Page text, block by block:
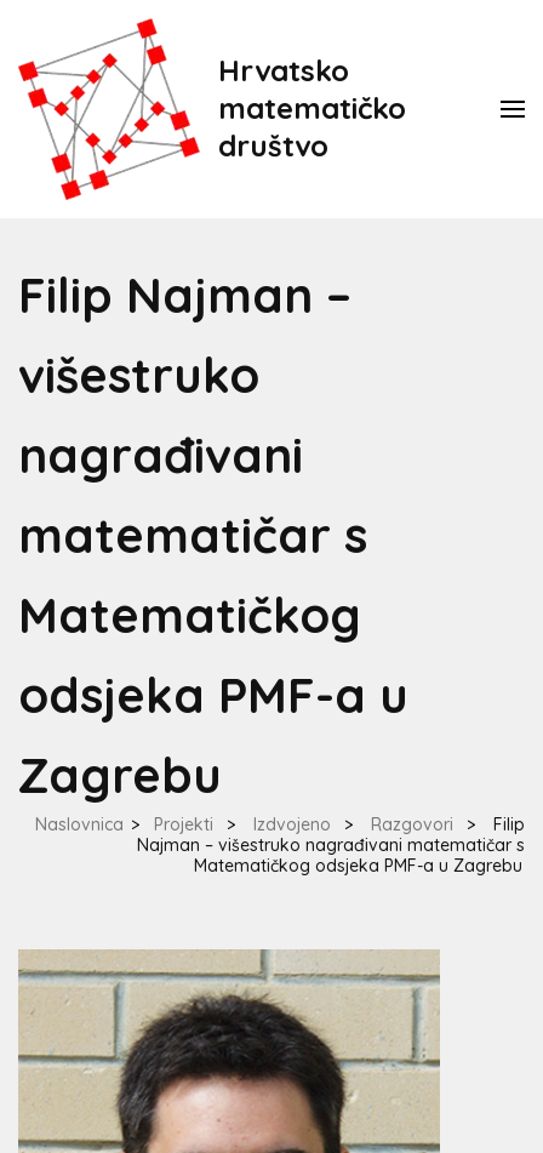
Hrvatsko
matematičko
društvo
Filip Najman –
višestruko
nagrađivani
matematičar s
Matematičkog
odsjeka PMF-a u
Zagrebu
Naslovnica > Projekti > Izdvojeno > Razgovori >
Filip
Najman – višestruko nagrađivani matematičar s
Matematičkog odsjeka PMF-a u Zagrebu